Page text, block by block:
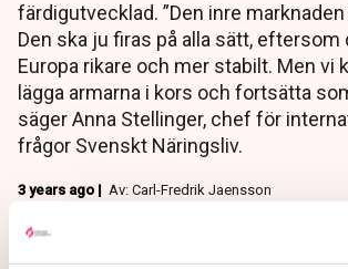
färdigutvecklad. ”Den inre marknaden
Den ska ju firas på alla sätt, eftersom
Europa rikare och mer stabilt. Men vi
lägga armarna i kors och fortsätta
säger Anna Stellinger, chef för
frågor Svenskt Näringsliv.
3 years ago | Av: Carl-Fredrik Jaensson